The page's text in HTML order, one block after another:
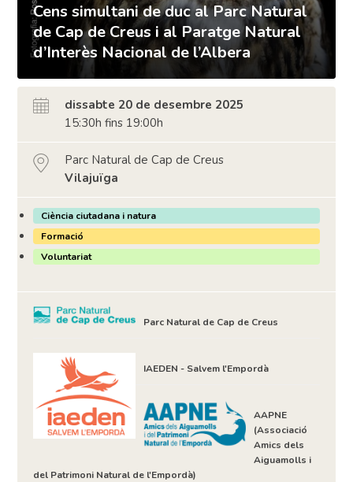
Cens simultani de duc al Parc Natural
de Cap de Creus i al Paratge Natural
d’Interès Nacional de l’Albera
dissabte 20 de desembre 2025
15:30h fins 19:00h
Parc Natural de Cap de Creus
Vilajuïga
Ciència ciutadana i natura
Formació
Voluntariat
Parc Natural de Cap de Creus
IAEDEN - Salvem l'Empordà
AAPNE
(Associació
Amics dels
Aiguamolls i
del Patrimoni Natural de l'Empordà)